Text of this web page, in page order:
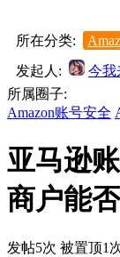
所在分类:
发起人:
今我
所属圈子:
Amazon账号安全
亚马逊
商户能
发帖5次 被置顶1